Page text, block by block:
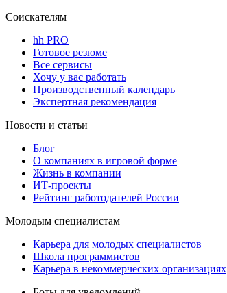
Соискателям
hh PRO
Готовое резюме
Все сервисы
Хочу у вас работать
Производственный календарь
Экспертная рекомендация
Новости и статьи
Блог
О компаниях в игровой форме
Жизнь в компании
ИТ-проекты
Рейтинг работодателей России
Молодым специалистам
Карьера для молодых специалистов
Школа программистов
Карьера в некоммерческих организациях